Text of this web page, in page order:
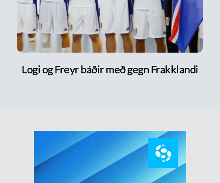
Logi og Freyr báðir með gegn Frakklandi